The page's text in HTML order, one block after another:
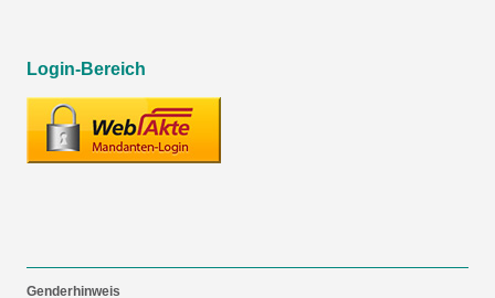
Login-Bereich
Genderhinweis